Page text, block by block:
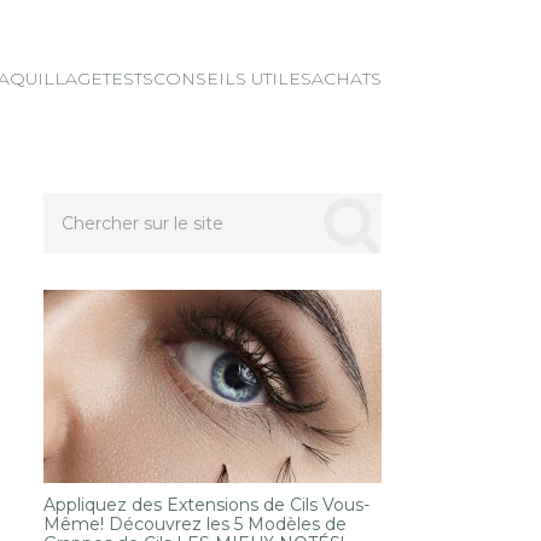
TESTSCONSEILS UTILESACHATS
Appliquez des Extensions de Cils Vous-
Même! Découvrez les 5 Modèles de